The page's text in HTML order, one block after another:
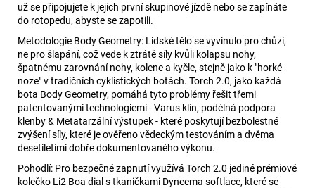
už se připojujete k jejich první skupinové jízdě nebo se zapínáte
do rotopedu, abyste se zapotili.
Metodologie Body Geometry: Lidské tělo se vyvinulo pro chůzi,
ne pro šlapání, což vede k ztrátě síly kvůli kolapsu nohy,
špatnému zarovnání nohy, kolene a kyčle, stejně jako k "horké
noze" v tradičních cyklistických botách. Torch 2.0, jako každá
bota Body Geometry, pomáhá tyto problémy řešit třemi
patentovanými technologiemi - Varus klín, podélná podpora
klenby & Metatarzální výstupek - které poskytují bezbolestné
zvýšení síly, které je ověřeno vědeckým testováním a dvěma
desetiletími dobře dokumentovaného výkonu.
Pohodlí: Pro bezpečné zapnutí využívá Torch 2.0 jediné prémiové
kolečko Li2 Boa dial s tkaničkami Dyneema softlace, které se